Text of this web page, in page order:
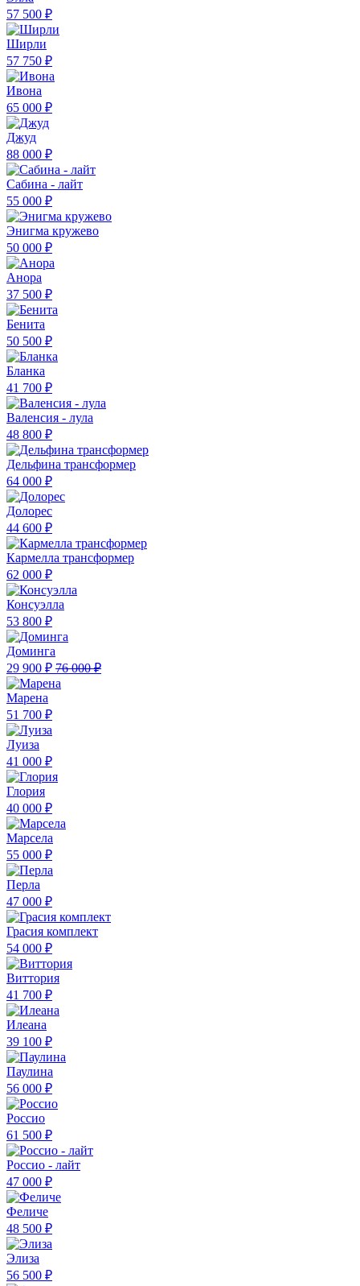
57 500 ₽
Ширли
57 750 ₽
Ивона
65 000 ₽
Джуд
88 000 ₽
Сабина - лайт
55 000 ₽
Энигма кружево
50 000 ₽
Анора
37 500 ₽
Бенита
50 500 ₽
Бланка
41 700 ₽
Валенсия - лула
48 800 ₽
Дельфина трансформер
64 000 ₽
Долорес
44 600 ₽
Кармелла трансформер
62 000 ₽
Консуэлла
53 800 ₽
Доминга
29 900 ₽ 76 000 ₽
Марена
51 700 ₽
Луиза
41 000 ₽
Глория
40 000 ₽
Марсела
55 000 ₽
Перла
47 000 ₽
Грасия комплект
54 000 ₽
Виттория
41 700 ₽
Илеана
39 100 ₽
Паулина
56 000 ₽
Россио
61 500 ₽
Россио - лайт
47 000 ₽
Феличе
48 500 ₽
Элиза
56 500 ₽